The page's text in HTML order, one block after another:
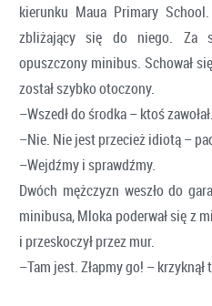
kierunku Maua Primary
zbliżający się do niego. Za
opuszczony minibus. Schował
został szybko otoczony.
–Wszedł do środka – ktoś zawołał.
–Nie. Nie jest przecież idiotą –
–Wejdźmy i sprawdźmy.
Dwóch mężczyzn weszło do
minibusa, Mloka poderwał się z
i przeskoczył przez mur.
–Tam jest. Złapmy go! – krzyknął